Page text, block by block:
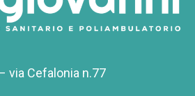
via Cefalonia n.77